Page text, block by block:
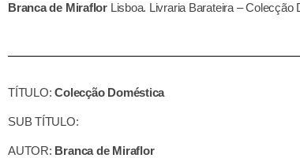
Branca de MiraflorLisboa. Livraria Barateira – Colecção
TÍTULO:Colecção Doméstica
SUB TÍTULO:
AUTOR: Branca de Miraflor